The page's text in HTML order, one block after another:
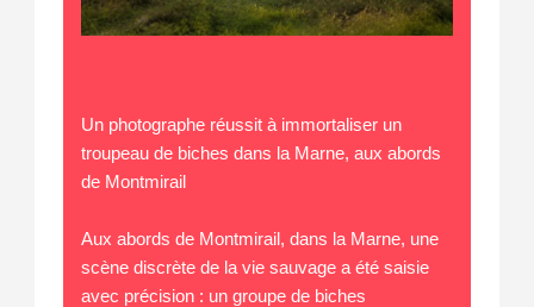
Un photographe réussit à immortaliser un
troupeau de biches dans la Marne, aux abords
de Montmirail
Aux abords de Montmirail, dans la Marne, une
scène discrète de la vie sauvage a été saisie
avec précision : un groupe de biches